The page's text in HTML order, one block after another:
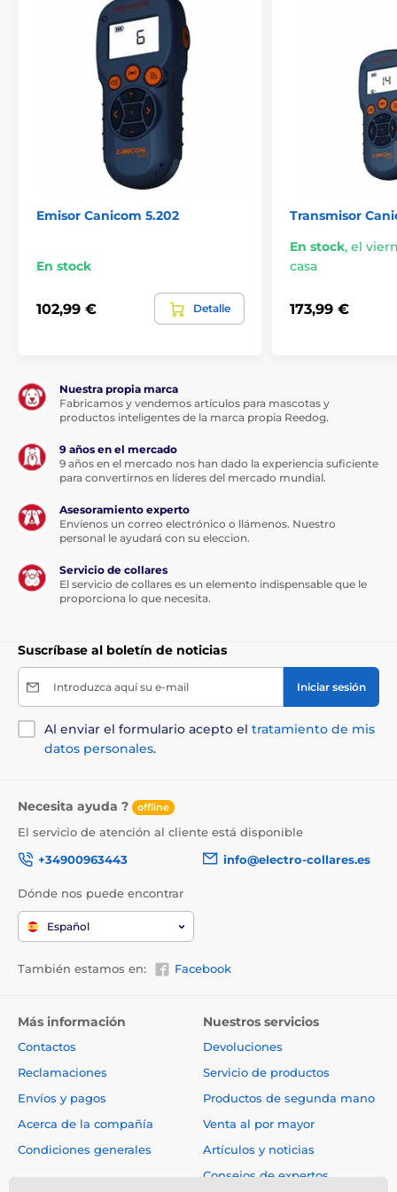
carácter ilustrativo.
El producto aparece en las categorías
Accesorios Collares de adiestramiento
Transmisores
Transmisores para collares de adiestramiento
Canicom
Emisor Canicom 5.202
En stock
102,99 € Detalle
Transmisor
En stock, el
casa
173,99 €
Nuestra propia marca
Fabricamos y vendemos artículos para mascotas y
productos inteligentes de la marca propia Reedog.
9 años en el mercado
9 años en el mercado nos han dado la experiencia suficiente
para convertirnos en líderes del mercado mundial.
Asesoramiento experto
Envíenos un correo electrónico o llámenos. Nuestro
personal le ayudará con su eleccion.
Servicio de collares
El servicio de collares es un elemento indispensable que le
proporciona lo que necesita.
Suscríbase al boletín de noticias
Introduzca aquí su e-mail Iniciar sesión
Al enviar el formulario acepto el tratamiento de mis
datos personales.
Necesita ayuda ? offline
El servicio de atención al cliente está disponible
+34900963443
info@electro-collares.es
Dónde nos puede encontrar
Español
También estamos en: Facebook
Más información
Contactos
Reclamaciones
Envíos y pagos
Acerca de la compañía
Condiciones generales
Nuestros servicios
Devoluciones
Servicio de productos
Productos de segunda mano
Venta al por mayor
Artículos y noticias
Consejos de expertos